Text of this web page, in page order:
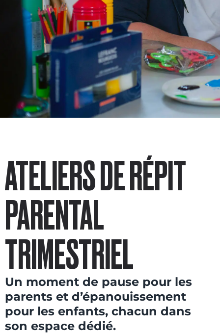
ATELIERS DE RÉPIT
PARENTAL
TRIMESTRIEL
Un moment de pause pour les
parents et d’épanouissement
pour les enfants, chacun dans
son espace dédié.